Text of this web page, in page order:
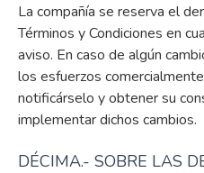
La compañía se reserva el
Términos y Condiciones en
aviso. En caso de algún
los esfuerzos
notificárselo y obtener su
implementar dichos cambios.
DÉCIMA.- SOBRE LAS